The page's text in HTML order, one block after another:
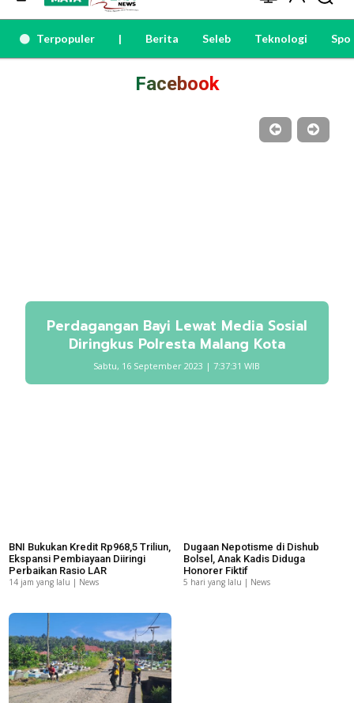
Terpopuler | Berita Seleb Teknologi
Facebook
Perdagangan Bayi Lewat Media Sosial
Diringkus Polresta Malang Kota
Sabtu, 16 September 2023 | 7:37:31 WIB
BNI Bukukan Kredit Rp968,5 Triliun,
Ekspansi Pembiayaan Diiringi
Perbaikan Rasio LAR
14 jam yang lalu | News
Dugaan Nepotisme di Dishub
Bolsel, Anak Kadis Diduga
Honorer Fiktif
5 hari yang lalu | News